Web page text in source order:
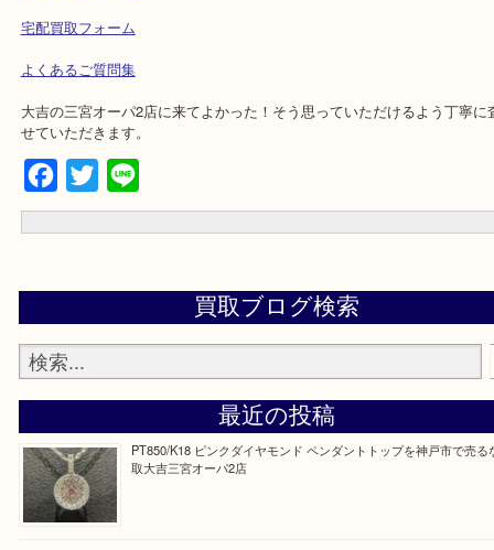
市,ポートアイランド,六甲アイランド,三木市
☆お問合せは下記よりどうぞ☆
電話
よくあるご質問集
せていただきます。
Facebook
Twitter
Line